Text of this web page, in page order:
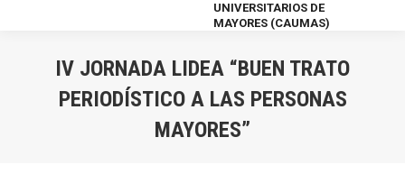
UNIVERSITARIOS DE
MAYORES (CAUMAS)
IV JORNADA LIDEA “BUEN TRATO
PERIODÍSTICO A LAS PERSONAS
MAYORES”